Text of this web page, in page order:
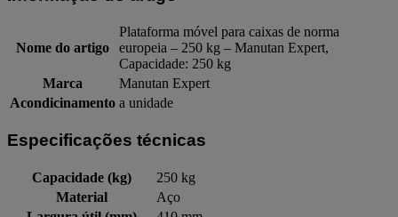
Nome do artigo
Plataforma móvel para caixas de norma
europeia – 250 kg – Manutan Expert,
Capacidade: 250 kg
Marca
Manutan Expert
Acondicinamento a unidade
Especificações técnicas
Capacidade (kg)
250 kg
Material
Aço